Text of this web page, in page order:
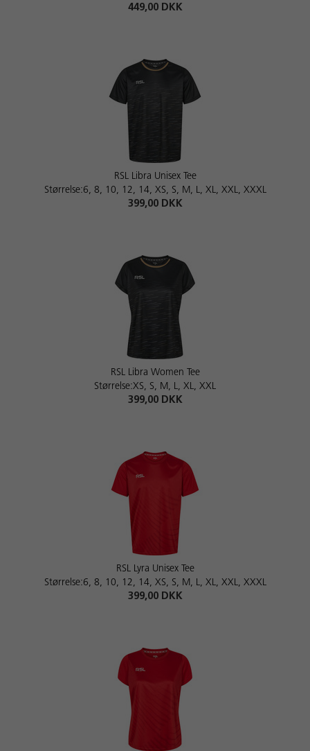
449,00 DKK
RSL Libra Unisex Tee
Størrelse:6, 8, 10, 12, 14, XS, S, M, L, XL, XXL, XXXL
399,00 DKK
RSL Libra Women Tee
Størrelse:XS, S, M, L, XL, XXL
399,00 DKK
RSL Lyra Unisex Tee
Størrelse:6, 8, 10, 12, 14, XS, S, M, L, XL, XXL, XXXL
399,00 DKK